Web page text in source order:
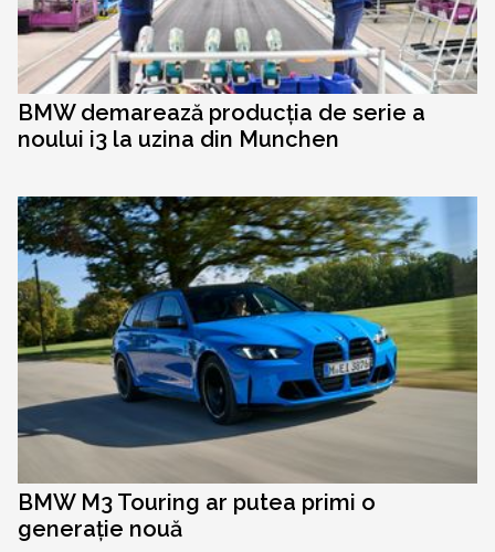
BMW demarează producția de serie a
noului i3 la uzina din Munchen
BMW M3 Touring ar putea primi o
generație nouă